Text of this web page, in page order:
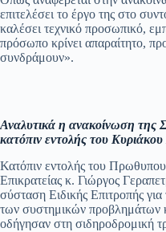
επιτελέσει το έργο της στο
καλέσει τεχνικό προσωπικό,
πρόσωπο κρίνει απαραίτητο,
συνδράμουν».
Αναλυτικά η ανακοίνωση της
κατόπιν εντολής του
Κατόπιν εντολής του
Επικρατείας κ. Γιώργος
σύσταση Ειδικής Επιτροπής
των συστημικών προβλημάτων
οδήγησαν στη σιδηροδρομική